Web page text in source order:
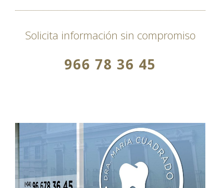
Solicita información sin compromiso
966 78 36 45